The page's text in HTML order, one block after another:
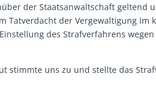
der Staatsanwaltschaft geltend
Tatverdacht der Vergewaltigung im
des Strafverfahrens
stimmte uns zu und stellte das